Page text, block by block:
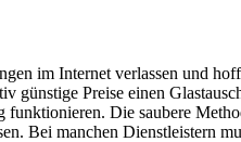
im Internet verlassen und
Preise einen
Die saubere
Bei manchen Dienstleistern